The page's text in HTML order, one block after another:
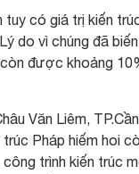
tuy có giá trị kiến
do vì chúng đã biến
được khoảng
Văn Liêm, TP.Cần
Pháp hiếm hoi
trình kiến trúc